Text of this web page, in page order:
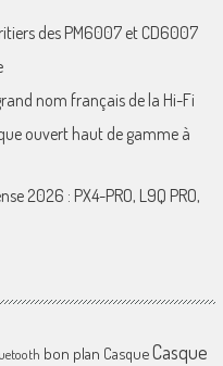
des PM6007 et CD6007
nom français de la Hi-Fi
ouvert haut de gamme à
2026 : PX4-PRO, L9Q PRO,
bon plan CasqueCasque